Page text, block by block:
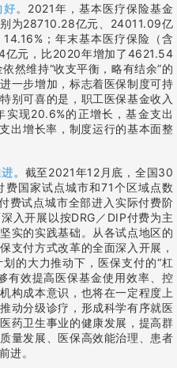
。 2021年，基本医疗保险基金
别为28710.28亿元、24011.09亿
；年末基本医疗保险（含
亿元，比2020年增加了4621.54
然维持“收支平衡，略有结余”的
一步增加，标志着医保制度可持
别可喜的是，职工医保基金收入
现20.6%的正增长，基金支出
出增长率，制度运行的基本面整
。 截至2021年12月底，全国30
国家试点城市和71个区域点数
费试点城市全部进入实际付费阶
入开展以按DRG／DIP付费为主
实的实践基础。从各试点地区的
支付方式改革的全面深入开展，
的大力推动下，医保支付的“杠
有效提高医保基金使用效率、控
构成本意识，也将在一定程度上
动分级诊疗，形成科学有序就医
药卫生事业的健康发展，提高群
量发展、医保高效能治理、患者
进。